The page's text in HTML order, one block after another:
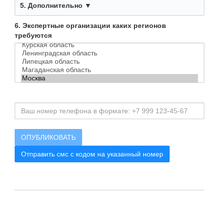
5. Дополнительно ▼
6. Экспертные организации каких регионов
требуются
Отправить смс с кодом на указанный номер